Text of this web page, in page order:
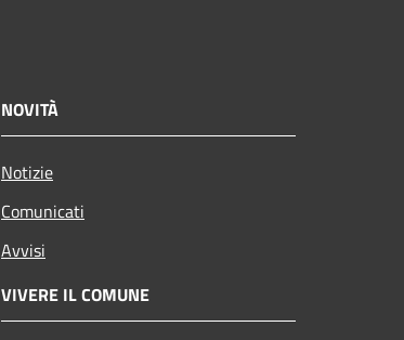
NOVITÀ
Notizie
Comunicati
Avvisi
VIVERE IL COMUNE